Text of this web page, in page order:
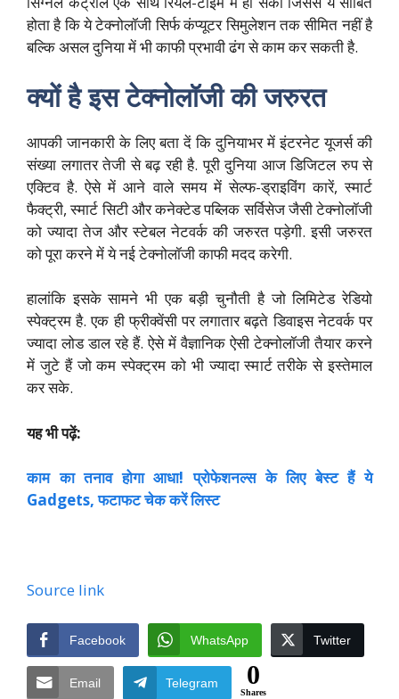
होता है कि ये टेक्नोलॉजी सिर्फ कंप्यूटर सिमुलेशन तक सीमित नहीं है
बल्कि असल दुनिया में भी काफी प्रभावी ढंग से काम कर सकती है.
क्यों है इस टेक्नोलॉजी की जरुरत
आपकी जानकारी के लिए बता दें कि दुनियाभर में इंटरनेट यूजर्स की
संख्या लगातर तेजी से बढ़ रही है. पूरी दुनिया आज डिजिटल रुप से
एक्टिव है. ऐसे में आने वाले समय में सेल्फ-ड्राइविंग कारें, स्मार्ट
फैक्ट्री, स्मार्ट सिटी और कनेक्टेड पब्लिक सर्विसेज जैसी टेक्नोलॉजी
को ज्यादा तेज और स्टेबल नेटवर्क की जरुरत पड़ेगी. इसी जरुरत
को पूरा करने में ये नई टेक्नोलॉजी काफी मदद करेगी.
हालांकि इसके सामने भी एक बड़ी चुनौती है जो लिमिटेड रेडियो
स्पेक्ट्रम है. एक ही फ्रीक्वेंसी पर लगातार बढ़ते डिवाइस नेटवर्क पर
ज्यादा लोड डाल रहे हैं. ऐसे में वैज्ञानिक ऐसी टेक्नोलॉजी तैयार करने
में जुटे हैं जो कम स्पेक्ट्रम को भी ज्यादा स्मार्ट तरीके से इस्तेमाल
कर सके.
यह भी पढ़ें:
काम का तनाव होगा आधा! प्रोफेशनल्स के लिए बेस्ट हैं ये
Gadgets, फटाफट चेक करें लिस्ट
Source link
Facebook WhatsApp Twitter
Email Telegram 0
Shares